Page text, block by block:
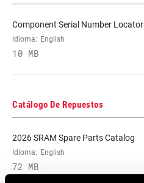
COLOR - HOOD
COVER (BL)
REVERSIBLE
Component Serial Number Locator
Idioma: English
10 MB
Catálogo De Repuestos
2026 SRAM Spare Parts Catalog
Idioma: English
72 MB